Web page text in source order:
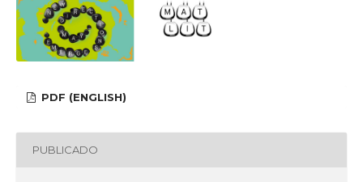
PDF (ENGLISH)
PUBLICADO